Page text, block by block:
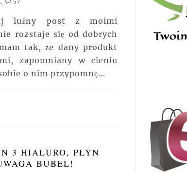
luźny post z moimi
rozstaje się od dobrych
tak, że dany produkt
zapomniany w cieniu
o nim przypomnę...
3 HIALURO, PŁYN
BUBEL!